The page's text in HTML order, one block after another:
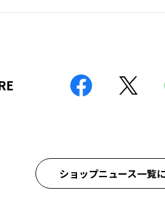
ショップニュース一覧